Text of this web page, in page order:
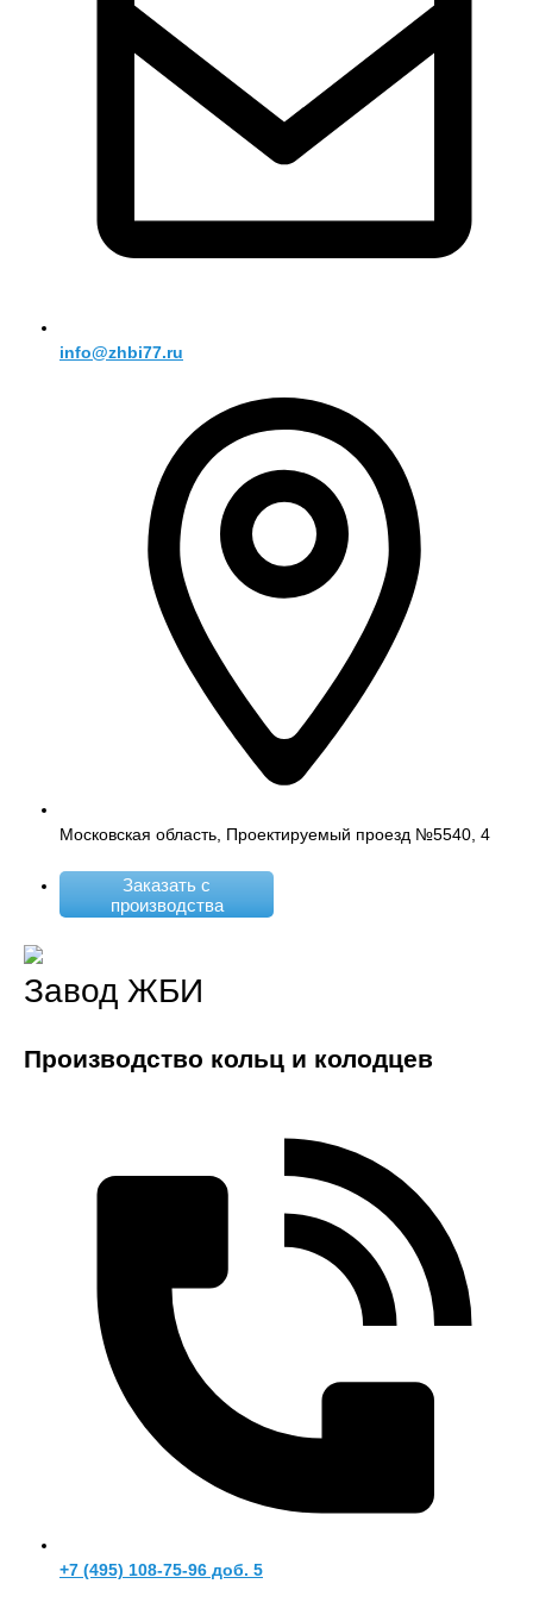
info@zhbi77.ru
Московская область, Проектируемый проезд №5540, 4
Заказать с
производства
Завод ЖБИ
Производство кольц и колодцев
+7 (495) 108-75-96 доб. 5